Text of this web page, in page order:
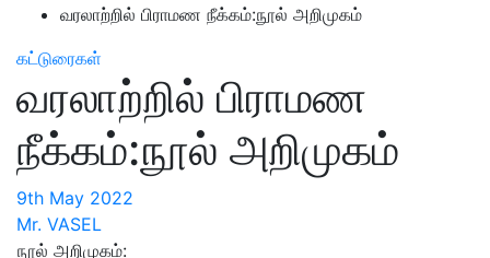
வரலாற்றில் பிராமண நீக்கம்:நூல் அறிமுகம்
கட்டுரைகள்
வரலாற்றில் பிராமண
நீக்கம்:நூல் அறிமுகம்
9th May 2022
Mr. VASEL
நூல் அறிமுகம்: